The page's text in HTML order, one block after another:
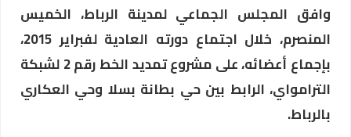
وافق المجلس الجماعي لمدينة الرباط، الخميس
المنصرم، خلال اجتماع دورته العادية لفبراير 2015،
بإجماع أعضائه، على مشروع تمديد الخط رقم 2 لشبكة
الترامواي، الرابط بين حي بطانة بسلا وحي العكاري
بالرباط.